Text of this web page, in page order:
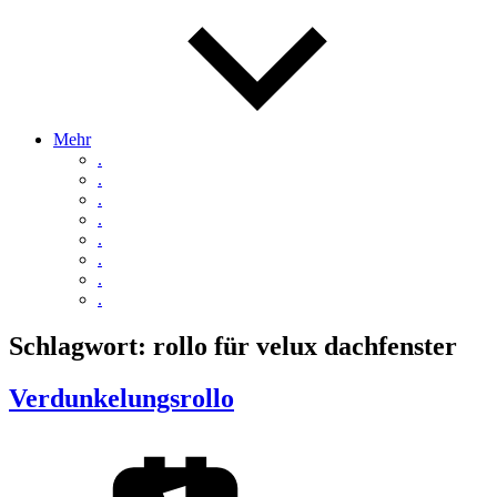
Mehr
.
.
.
.
.
.
.
.
Schlagwort: rollo für velux dachfenster
Verdunkelungsrollo